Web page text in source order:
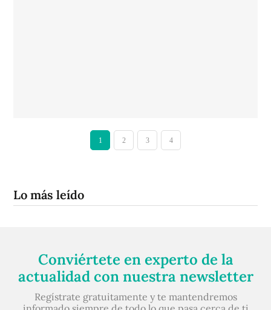
1 2 3 4
Lo más leído
Conviértete en experto de la
actualidad con nuestra newsletter
Regístrate gratuitamente y te mantendremos